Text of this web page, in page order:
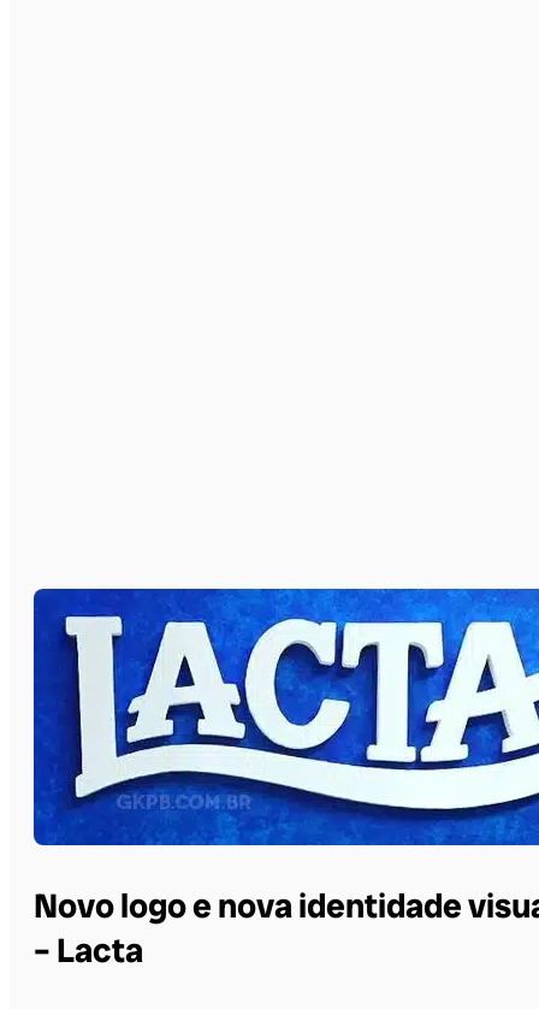
Novo logo e nova identidade
– Lacta